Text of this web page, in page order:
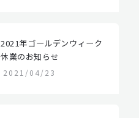
2021年ゴールデンウィーク
休業のお知らせ
2021/04/23